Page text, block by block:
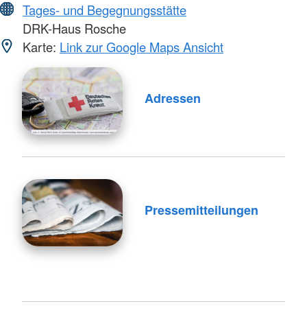
Tages- und Begegnungsstätte
DRK-Haus Rosche
Karte: Link zur Google Maps Ansicht
Adressen
Pressemitteilungen